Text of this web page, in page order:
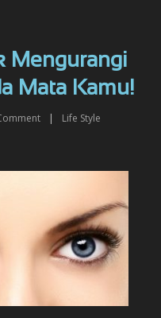
Mengurangi
Mata Kamu!
| Life Style